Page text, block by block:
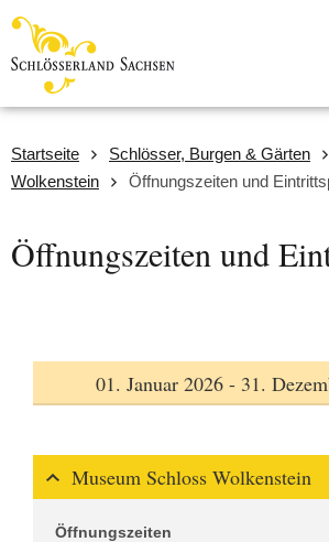
Startseite Schlösser, Burgen & Gärten
Wolkenstein
Öffnungszeiten und
Öffnungszeiten und
01. Januar 2026 - 31.
Museum Schloss Wolkenstein
Öffnungszeiten